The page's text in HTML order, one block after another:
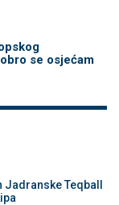
se osjećam
Jadranske Teqball